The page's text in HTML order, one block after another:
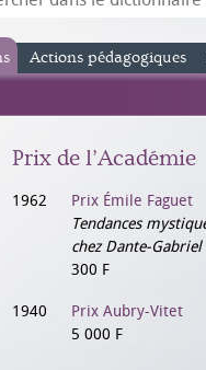
Actions pédagogiques
Prix de l’Académie
1962
Prix Émile Faguet
Tendances
chez Dante-Gabriel
300 F
1940
Prix Aubry-Vitet
5 000 F